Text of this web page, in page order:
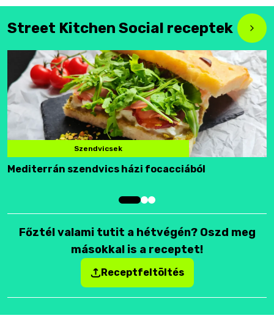
Street Kitchen Social receptek
Szendvicsek
Mediterrán szendvics házi focacciából
Főztél valami tutit a hétvégén? Oszd meg
másokkal is a receptet!
Receptfeltöltés